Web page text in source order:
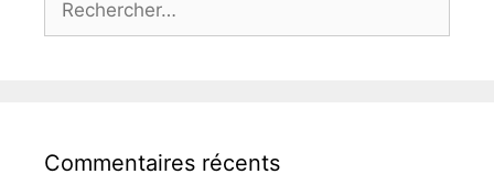
Commentaires récents